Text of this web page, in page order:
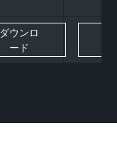
ダウンロ
ード